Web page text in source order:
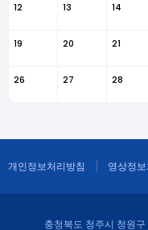
12 13 14
19 20 21
26 27 28
개인정보처리방침 영상정
충청북도 청주시 청원